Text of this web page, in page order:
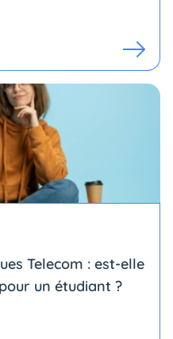
Telecom : est-elle
un étudiant ?